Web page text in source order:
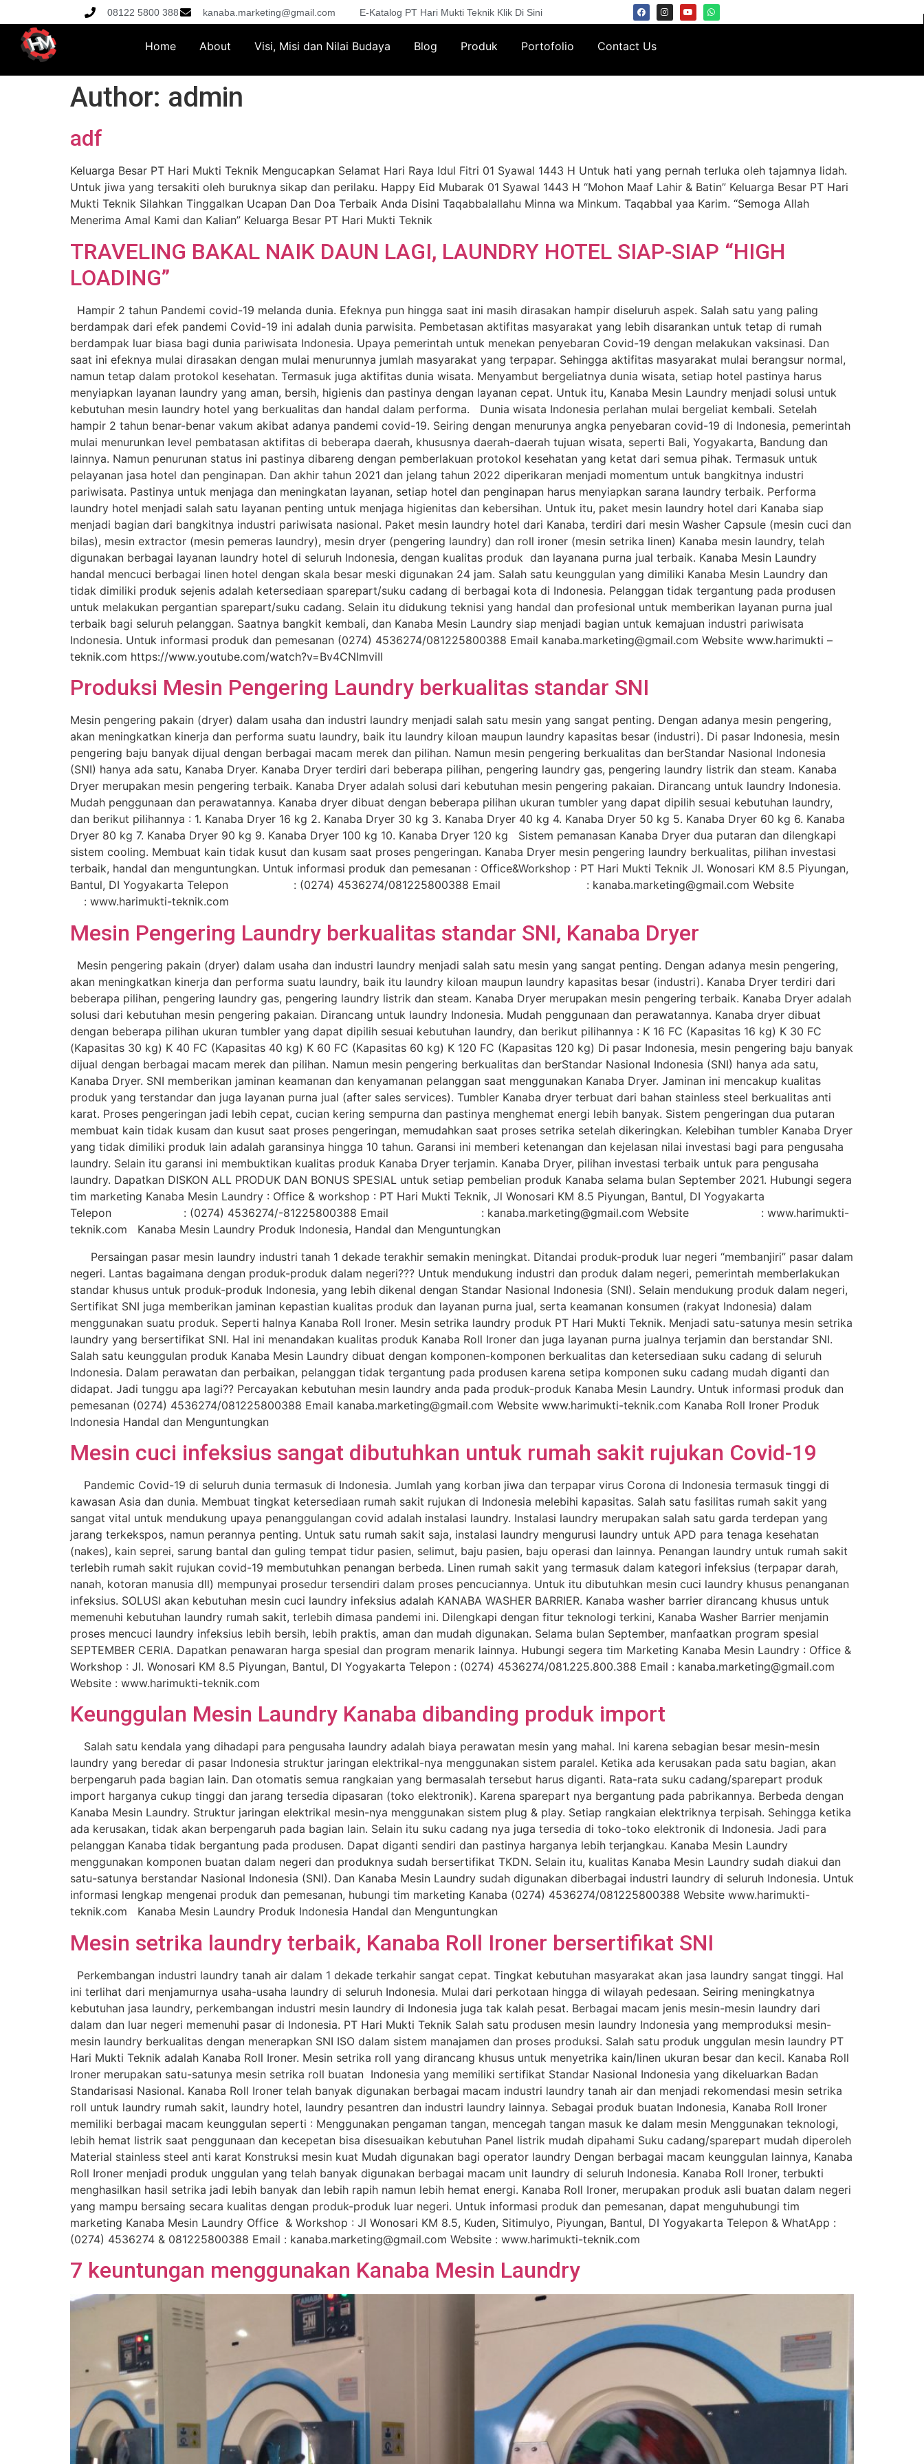
08122 5800 388 kanaba.marketing@gmail.com E-Katalog PT Hari Mukti Teknik Klik Di Sini
Home About Visi, Misi dan Nilai Budaya Blog Produk Portofolio Contact Us
Author: admin
adf
Keluarga Besar PT Hari Mukti Teknik Mengucapkan Selamat Hari Raya Idul Fitri 01 Syawal 1443 H Untuk hati yang pernah terluka oleh tajamnya lidah.
Untuk jiwa yang tersakiti oleh buruknya sikap dan perilaku. Happy Eid Mubarak 01 Syawal 1443 H “Mohon Maaf Lahir & Batin” Keluarga Besar PT Hari
Mukti Teknik Silahkan Tinggalkan Ucapan Dan Doa Terbaik Anda Disini Taqabbalallahu Minna wa Minkum. Taqabbal yaa Karim. “Semoga Allah
Menerima Amal Kami dan Kalian” Keluarga Besar PT Hari Mukti Teknik
TRAVELING BAKAL NAIK DAUN LAGI, LAUNDRY HOTEL SIAP-SIAP “HIGH
LOADING”
Hampir 2 tahun Pandemi covid-19 melanda dunia. Efeknya pun hingga saat ini masih dirasakan hampir diseluruh aspek. Salah satu yang paling
berdampak dari efek pandemi Covid-19 ini adalah dunia parwisita. Pembetasan aktifitas masyarakat yang lebih disarankan untuk tetap di rumah
berdampak luar biasa bagi dunia pariwisata Indonesia. Upaya pemerintah untuk menekan penyebaran Covid-19 dengan melakukan vaksinasi. Dan
saat ini efeknya mulai dirasakan dengan mulai menurunnya jumlah masyarakat yang terpapar. Sehingga aktifitas masyarakat mulai berangsur normal,
namun tetap dalam protokol kesehatan. Termasuk juga aktifitas dunia wisata. Menyambut bergeliatnya dunia wisata, setiap hotel pastinya harus
menyiapkan layanan laundry yang aman, bersih, higienis dan pastinya dengan layanan cepat. Untuk itu, Kanaba Mesin Laundry menjadi solusi untuk
kebutuhan mesin laundry hotel yang berkualitas dan handal dalam performa. Dunia wisata Indonesia perlahan mulai bergeliat kembali. Setelah
hampir 2 tahun benar-benar vakum akibat adanya pandemi covid-19. Seiring dengan menurunya angka penyebaran covid-19 di Indonesia, pemerintah
mulai menurunkan level pembatasan aktifitas di beberapa daerah, khususnya daerah-daerah tujuan wisata, seperti Bali, Yogyakarta, Bandung dan
lainnya. Namun penurunan status ini pastinya dibareng dengan pemberlakuan protokol kesehatan yang ketat dari semua pihak. Termasuk untuk
pelayanan jasa hotel dan penginapan. Dan akhir tahun 2021 dan jelang tahun 2022 diperikaran menjadi momentum untuk bangkitnya industri
pariwisata. Pastinya untuk menjaga dan meningkatan layanan, setiap hotel dan penginapan harus menyiapkan sarana laundry terbaik. Performa
laundry hotel menjadi salah satu layanan penting untuk menjaga higienitas dan kebersihan. Untuk itu, paket mesin laundry hotel dari Kanaba siap
menjadi bagian dari bangkitnya industri pariwisata nasional. Paket mesin laundry hotel dari Kanaba, terdiri dari mesin Washer Capsule (mesin cuci dan
bilas), mesin extractor (mesin pemeras laundry), mesin dryer (pengering laundry) dan roll ironer (mesin setrika linen) Kanaba mesin laundry, telah
digunakan berbagai layanan laundry hotel di seluruh Indonesia, dengan kualitas produk dan layanana purna jual terbaik. Kanaba Mesin Laundry
handal mencuci berbagai linen hotel dengan skala besar meski digunakan 24 jam. Salah satu keunggulan yang dimiliki Kanaba Mesin Laundry dan
tidak dimiliki produk sejenis adalah ketersediaan sparepart/suku cadang di berbagai kota di Indonesia. Pelanggan tidak tergantung pada produsen
untuk melakukan pergantian sparepart/suku cadang. Selain itu didukung teknisi yang handal dan profesional untuk memberikan layanan purna jual
terbaik bagi seluruh pelanggan. Saatnya bangkit kembali, dan Kanaba Mesin Laundry siap menjadi bagian untuk kemajuan industri pariwisata
Indonesia. Untuk informasi produk dan pemesanan (0274) 4536274/081225800388 Email kanaba.marketing@gmail.com Website www.harimukti –
teknik.com https://www.youtube.com/watch?v=Bv4CNImviII
Produksi Mesin Pengering Laundry berkualitas standar SNI
Mesin pengering pakain (dryer) dalam usaha dan industri laundry menjadi salah satu mesin yang sangat penting. Dengan adanya mesin pengering,
akan meningkatkan kinerja dan performa suatu laundry, baik itu laundry kiloan maupun laundry kapasitas besar (industri). Di pasar Indonesia, mesin
pengering baju banyak dijual dengan berbagai macam merek dan pilihan. Namun mesin pengering berkualitas dan berStandar Nasional Indonesia
(SNI) hanya ada satu, Kanaba Dryer. Kanaba Dryer terdiri dari beberapa pilihan, pengering laundry gas, pengering laundry listrik dan steam. Kanaba
Dryer merupakan mesin pengering terbaik. Kanaba Dryer adalah solusi dari kebutuhan mesin pengering pakaian. Dirancang untuk laundry Indonesia.
Mudah penggunaan dan perawatannya. Kanaba dryer dibuat dengan beberapa pilihan ukuran tumbler yang dapat dipilih sesuai kebutuhan laundry,
dan berikut pilihannya : 1. Kanaba Dryer 16 kg 2. Kanaba Dryer 30 kg 3. Kanaba Dryer 40 kg 4. Kanaba Dryer 50 kg 5. Kanaba Dryer 60 kg 6. Kanaba
Dryer 80 kg 7. Kanaba Dryer 90 kg 9. Kanaba Dryer 100 kg 10. Kanaba Dryer 120 kg Sistem pemanasan Kanaba Dryer dua putaran dan dilengkapi
sistem cooling. Membuat kain tidak kusut dan kusam saat proses pengeringan. Kanaba Dryer mesin pengering laundry berkualitas, pilihan investasi
terbaik, handal dan menguntungkan. Untuk informasi produk dan pemesanan : Office&Workshop : PT Hari Mukti Teknik Jl. Wonosari KM 8.5 Piyungan,
Bantul, DI Yogyakarta Telepon : (0274) 4536274/081225800388 Email : kanaba.marketing@gmail.com Website
: www.harimukti-teknik.com
Mesin Pengering Laundry berkualitas standar SNI, Kanaba Dryer
Mesin pengering pakain (dryer) dalam usaha dan industri laundry menjadi salah satu mesin yang sangat penting. Dengan adanya mesin pengering,
akan meningkatkan kinerja dan performa suatu laundry, baik itu laundry kiloan maupun laundry kapasitas besar (industri). Kanaba Dryer terdiri dari
beberapa pilihan, pengering laundry gas, pengering laundry listrik dan steam. Kanaba Dryer merupakan mesin pengering terbaik. Kanaba Dryer adalah
solusi dari kebutuhan mesin pengering pakaian. Dirancang untuk laundry Indonesia. Mudah penggunaan dan perawatannya. Kanaba dryer dibuat
dengan beberapa pilihan ukuran tumbler yang dapat dipilih sesuai kebutuhan laundry, dan berikut pilihannya : K 16 FC (Kapasitas 16 kg) K 30 FC
(Kapasitas 30 kg) K 40 FC (Kapasitas 40 kg) K 60 FC (Kapasitas 60 kg) K 120 FC (Kapasitas 120 kg) Di pasar Indonesia, mesin pengering baju banyak
dijual dengan berbagai macam merek dan pilihan. Namun mesin pengering berkualitas dan berStandar Nasional Indonesia (SNI) hanya ada satu,
Kanaba Dryer. SNI memberikan jaminan keamanan dan kenyamanan pelanggan saat menggunakan Kanaba Dryer. Jaminan ini mencakup kualitas
produk yang terstandar dan juga layanan purna jual (after sales services). Tumbler Kanaba dryer terbuat dari bahan stainless steel berkualitas anti
karat. Proses pengeringan jadi lebih cepat, cucian kering sempurna dan pastinya menghemat energi lebih banyak. Sistem pengeringan dua putaran
membuat kain tidak kusam dan kusut saat proses pengeringan, memudahkan saat proses setrika setelah dikeringkan. Kelebihan tumbler Kanaba Dryer
yang tidak dimiliki produk lain adalah garansinya hingga 10 tahun. Garansi ini memberi ketenangan dan kejelasan nilai investasi bagi para pengusaha
laundry. Selain itu garansi ini membuktikan kualitas produk Kanaba Dryer terjamin. Kanaba Dryer, pilihan investasi terbaik untuk para pengusaha
laundry. Dapatkan DISKON ALL PRODUK DAN BONUS SPESIAL untuk setiap pembelian produk Kanaba selama bulan September 2021. Hubungi segera
tim marketing Kanaba Mesin Laundry : Office & workshop : PT Hari Mukti Teknik, Jl Wonosari KM 8.5 Piyungan, Bantul, DI Yogyakarta
Telepon : (0274) 4536274/-81225800388 Email : kanaba.marketing@gmail.com Website : www.harimukti-
teknik.com Kanaba Mesin Laundry Produk Indonesia, Handal dan Menguntungkan
Persaingan pasar mesin laundry industri tanah 1 dekade terakhir semakin meningkat. Ditandai produk-produk luar negeri “membanjiri” pasar dalam
negeri. Lantas bagaimana dengan produk-produk dalam negeri??? Untuk mendukung industri dan produk dalam negeri, pemerintah memberlakukan
standar khusus untuk produk-produk Indonesia, yang lebih dikenal dengan Standar Nasional Indonesia (SNI). Selain mendukung produk dalam negeri,
Sertifikat SNI juga memberikan jaminan kepastian kualitas produk dan layanan purna jual, serta keamanan konsumen (rakyat Indonesia) dalam
menggunakan suatu produk. Seperti halnya Kanaba Roll Ironer. Mesin setrika laundry produk PT Hari Mukti Teknik. Menjadi satu-satunya mesin setrika
laundry yang bersertifikat SNI. Hal ini menandakan kualitas produk Kanaba Roll Ironer dan juga layanan purna jualnya terjamin dan berstandar SNI.
Salah satu keunggulan produk Kanaba Mesin Laundry dibuat dengan komponen-komponen berkualitas dan ketersediaan suku cadang di seluruh
Indonesia. Dalam perawatan dan perbaikan, pelanggan tidak tergantung pada produsen karena setipa komponen suku cadang mudah diganti dan
didapat. Jadi tunggu apa lagi?? Percayakan kebutuhan mesin laundry anda pada produk-produk Kanaba Mesin Laundry. Untuk informasi produk dan
pemesanan (0274) 4536274/081225800388 Email kanaba.marketing@gmail.com Website www.harimukti-teknik.com Kanaba Roll Ironer Produk
Indonesia Handal dan Menguntungkan
Mesin cuci infeksius sangat dibutuhkan untuk rumah sakit rujukan Covid-19
Pandemic Covid-19 di seluruh dunia termasuk di Indonesia. Jumlah yang korban jiwa dan terpapar virus Corona di Indonesia termasuk tinggi di
kawasan Asia dan dunia. Membuat tingkat ketersediaan rumah sakit rujukan di Indonesia melebihi kapasitas. Salah satu fasilitas rumah sakit yang
sangat vital untuk mendukung upaya penanggulangan covid adalah instalasi laundry. Instalasi laundry merupakan salah satu garda terdepan yang
jarang terkekspos, namun perannya penting. Untuk satu rumah sakit saja, instalasi laundry mengurusi laundry untuk APD para tenaga kesehatan
(nakes), kain seprei, sarung bantal dan guling tempat tidur pasien, selimut, baju pasien, baju operasi dan lainnya. Penangan laundry untuk rumah sakit
terlebih rumah sakit rujukan covid-19 membutuhkan penangan berbeda. Linen rumah sakit yang termasuk dalam kategori infeksius (terpapar darah,
nanah, kotoran manusia dll) mempunyai prosedur tersendiri dalam proses pencuciannya. Untuk itu dibutuhkan mesin cuci laundry khusus penanganan
infeksius. SOLUSI akan kebutuhan mesin cuci laundry infeksius adalah KANABA WASHER BARRIER. Kanaba washer barrier dirancang khusus untuk
memenuhi kebutuhan laundry rumah sakit, terlebih dimasa pandemi ini. Dilengkapi dengan fitur teknologi terkini, Kanaba Washer Barrier menjamin
proses mencuci laundry infeksius lebih bersih, lebih praktis, aman dan mudah digunakan. Selama bulan September, manfaatkan program spesial
SEPTEMBER CERIA. Dapatkan penawaran harga spesial dan program menarik lainnya. Hubungi segera tim Marketing Kanaba Mesin Laundry : Office &
Workshop : Jl. Wonosari KM 8.5 Piyungan, Bantul, DI Yogyakarta Telepon : (0274) 4536274/081.225.800.388 Email : kanaba.marketing@gmail.com
Website : www.harimukti-teknik.com
Keunggulan Mesin Laundry Kanaba dibanding produk import
Salah satu kendala yang dihadapi para pengusaha laundry adalah biaya perawatan mesin yang mahal. Ini karena sebagian besar mesin-mesin
laundry yang beredar di pasar Indonesia struktur jaringan elektrikal-nya menggunakan sistem paralel. Ketika ada kerusakan pada satu bagian, akan
berpengaruh pada bagian lain. Dan otomatis semua rangkaian yang bermasalah tersebut harus diganti. Rata-rata suku cadang/sparepart produk
import harganya cukup tinggi dan jarang tersedia dipasaran (toko elektronik). Karena sparepart nya bergantung pada pabrikannya. Berbeda dengan
Kanaba Mesin Laundry. Struktur jaringan elektrikal mesin-nya menggunakan sistem plug & play. Setiap rangkaian elektriknya terpisah. Sehingga ketika
ada kerusakan, tidak akan berpengaruh pada bagian lain. Selain itu suku cadang nya juga tersedia di toko-toko elektronik di Indonesia. Jadi para
pelanggan Kanaba tidak bergantung pada produsen. Dapat diganti sendiri dan pastinya harganya lebih terjangkau. Kanaba Mesin Laundry
menggunakan komponen buatan dalam negeri dan produknya sudah bersertifikat TKDN. Selain itu, kualitas Kanaba Mesin Laundry sudah diakui dan
satu-satunya berstandar Nasional Indonesia (SNI). Dan Kanaba Mesin Laundry sudah digunakan diberbagai industri laundry di seluruh Indonesia. Untuk
informasi lengkap mengenai produk dan pemesanan, hubungi tim marketing Kanaba (0274) 4536274/081225800388 Website www.harimukti-
teknik.com Kanaba Mesin Laundry Produk Indonesia Handal dan Menguntungkan
Mesin setrika laundry terbaik, Kanaba Roll Ironer bersertifikat SNI
Perkembangan industri laundry tanah air dalam 1 dekade terkahir sangat cepat. Tingkat kebutuhan masyarakat akan jasa laundry sangat tinggi. Hal
ini terlihat dari menjamurnya usaha-usaha laundry di seluruh Indonesia. Mulai dari perkotaan hingga di wilayah pedesaan. Seiring meningkatnya
kebutuhan jasa laundry, perkembangan industri mesin laundry di Indonesia juga tak kalah pesat. Berbagai macam jenis mesin-mesin laundry dari
dalam dan luar negeri memenuhi pasar di Indonesia. PT Hari Mukti Teknik Salah satu produsen mesin laundry Indonesia yang memproduksi mesin-
mesin laundry berkualitas dengan menerapkan SNI ISO dalam sistem manajamen dan proses produksi. Salah satu produk unggulan mesin laundry PT
Hari Mukti Teknik adalah Kanaba Roll Ironer. Mesin setrika roll yang dirancang khusus untuk menyetrika kain/linen ukuran besar dan kecil. Kanaba Roll
Ironer merupakan satu-satunya mesin setrika roll buatan Indonesia yang memiliki sertifikat Standar Nasional Indonesia yang dikeluarkan Badan
Standarisasi Nasional. Kanaba Roll Ironer telah banyak digunakan berbagai macam industri laundry tanah air dan menjadi rekomendasi mesin setrika
roll untuk laundry rumah sakit, laundry hotel, laundry pesantren dan industri laundry lainnya. Sebagai produk buatan Indonesia, Kanaba Roll Ironer
memiliki berbagai macam keunggulan seperti : Menggunakan pengaman tangan, mencegah tangan masuk ke dalam mesin Menggunakan teknologi,
lebih hemat listrik saat penggunaan dan kecepetan bisa disesuaikan kebutuhan Panel listrik mudah dipahami Suku cadang/sparepart mudah diperoleh
Material stainless steel anti karat Konstruksi mesin kuat Mudah digunakan bagi operator laundry Dengan berbagai macam keunggulan lainnya, Kanaba
Roll Ironer menjadi produk unggulan yang telah banyak digunakan berbagai macam unit laundry di seluruh Indonesia. Kanaba Roll Ironer, terbukti
menghasilkan hasil setrika jadi lebih banyak dan lebih rapih namun lebih hemat energi. Kanaba Roll Ironer, merupakan produk asli buatan dalam negeri
yang mampu bersaing secara kualitas dengan produk-produk luar negeri. Untuk informasi produk dan pemesanan, dapat menguhubungi tim
marketing Kanaba Mesin Laundry Office & Workshop : Jl Wonosari KM 8.5, Kuden, Sitimulyo, Piyungan, Bantul, DI Yogyakarta Telepon & WhatApp :
(0274) 4536274 & 081225800388 Email : kanaba.marketing@gmail.com Website : www.harimukti-teknik.com
7 keuntungan menggunakan Kanaba Mesin Laundry